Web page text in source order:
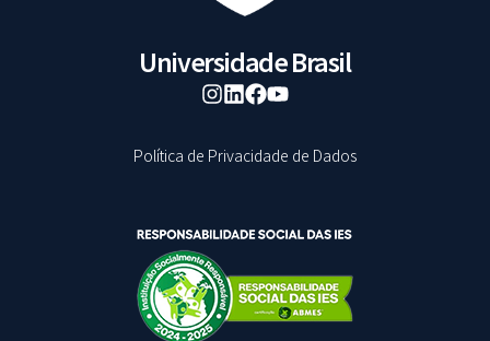
Universidade Brasil
Política de Privacidade de Dados